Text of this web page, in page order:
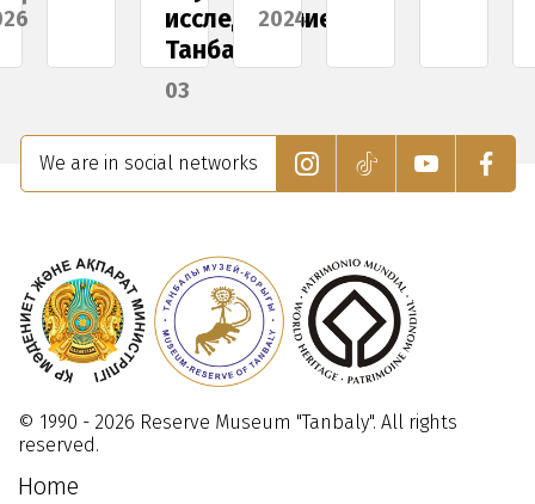
исследование
Танбалы»
03
2024
2024
We are in social networks
© 1990 - 2026 Reserve Museum "Tanbaly". All rights
reserved.
Home